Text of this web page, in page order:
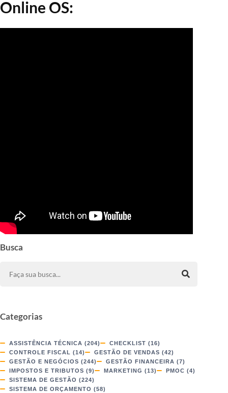
Online OS:
Busca
Categorias
ASSISTÊNCIA TÉCNICA (204) CHECKLIST (16)
CONTROLE FISCAL (14) GESTÃO DE VENDAS (42)
GESTÃO E NEGÓCIOS (244) GESTÃO FINANCEIRA (7)
IMPOSTOS E TRIBUTOS (9) MARKETING (13) PMOC (4)
SISTEMA DE GESTÃO (224)
SISTEMA DE ORÇAMENTO (58)